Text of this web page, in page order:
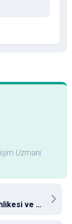
Uzmanı
İnternet Güvenliğinde Oltalama Tehlikesi ve Önlemleri